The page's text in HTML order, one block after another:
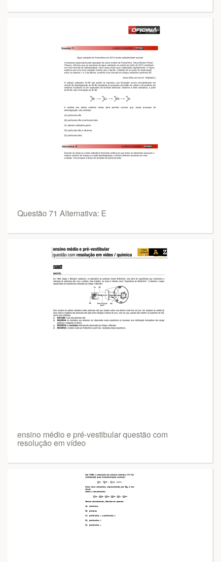
Questão 71 Alternativa: E
ensino médio e pré-vestibular questão com
resolução em vídeo